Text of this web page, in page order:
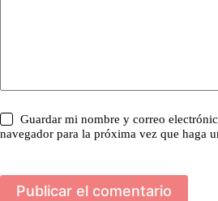
Guardar mi nombre y correo
navegador para la próxima vez que haga
Publicar el comentario